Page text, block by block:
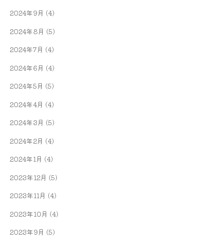
2024年9月 (4)
2024年8月 (5)
2024年7月 (4)
2024年6月 (4)
2024年5月 (5)
2024年4月 (4)
2024年3月 (5)
2024年2月 (4)
2024年1月 (4)
2023年12月 (5)
2023年11月 (4)
2023年10月 (4)
2023年9月 (5)